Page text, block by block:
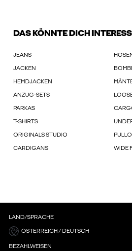
DAS KÖNNTE DICH
JEANS
JACKEN
HEMDJACKEN
ANZUG-SETS
PARKAS
T-SHIRTS
ORIGINALS STUDIO
CARDIGANS WIDE
LAND/SPRACHE
ÖSTERREICH / DEUTSCH
BEZAHLWEISEN